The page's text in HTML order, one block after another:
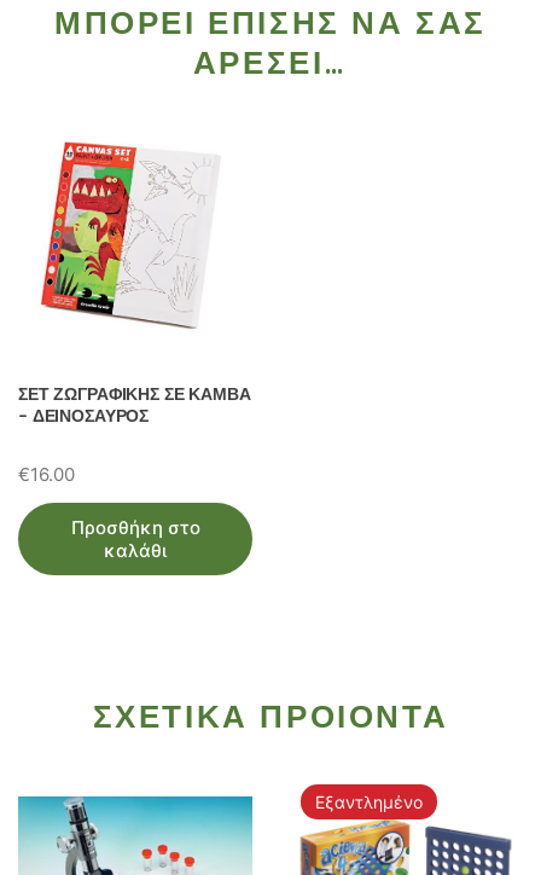
ΜΠΟΡΕΊ ΕΠΊΣΗΣ ΝΑ ΣΑΣ
ΑΡΈΣΕΙ…
ΣΕΤ ΖΩΓΡΑΦΙΚΗΣ ΣΕ ΚΑΜΒΑ
– ΔΕΙΝΟΣΑΥΡΟΣ
€16.00
Προσθήκη στο
καλάθι
ΣΧΕΤΙΚΑ ΠΡΟΙΟΝΤΑ
Εξαντλημένο